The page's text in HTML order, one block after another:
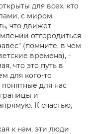
для всех, кто
с миром.
что движет
отгородиться
(помните, в чем
времена), -
что это путь в
для кого-то
для нас
и
К счастью,
к нам, эти люди